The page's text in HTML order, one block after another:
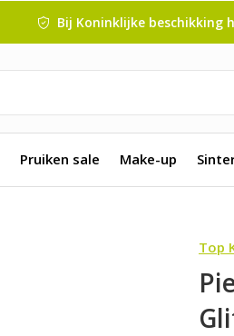
Pruiken sale Make-up
Bij Koninklijke beschikking
Top